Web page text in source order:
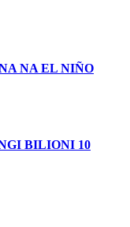
NA EL NIÑO
BILIONI 10